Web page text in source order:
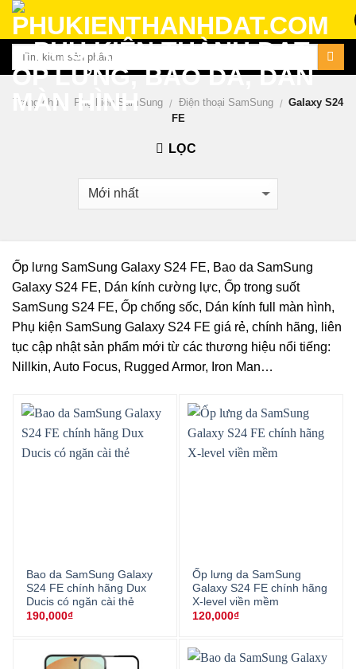
Skip
content
Trang chủ Phụ kiện SamSung / Điện thoại SamSung / Galaxy S24
FE
LỌC
Ốp lưng SamSung Galaxy S24 FE, Bao da SamSung
Galaxy S24 FE, Dán kính cường lực, Ốp trong suốt
SamSung S24 FE, Ốp chống sốc, Dán kính full màn hình,
Phụ kiện SamSung Galaxy S24 FE giá rẻ, chính hãng, liên
tục cập nhật sản phẩm mới từ các thương hiệu nổi tiếng:
Nillkin, Auto Focus, Rugged Armor, Iron Man…
Bao da SamSung Galaxy
S24 FE chính hãng Dux
Ducis có ngăn cài thẻ
190,000₫
Ốp lưng da SamSung
Galaxy S24 FE chính hãng
X-level viền mềm
120,000₫